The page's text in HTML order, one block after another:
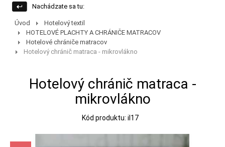
Nachádzate sa tu:
Úvod
Hotelový textil
HOTELOVÉ PLACHTY A CHRÁNIČE MATRACOV
Hotelové chrániče matracov
Hotelový chránič matraca - mikrovlákno
Hotelový chránič matraca -
mikrovlákno
Kód produktu: il17